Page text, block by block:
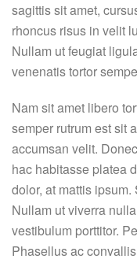
sagittis sit amet,
rhoncus risus in velit
Nullam ut feugiat
venenatis tortor
Nam sit amet libero
semper rutrum est sit
accumsan velit.
hac habitasse platea
dolor, at mattis
Nullam ut viverra
vestibulum porttitor.
Phasellus ac